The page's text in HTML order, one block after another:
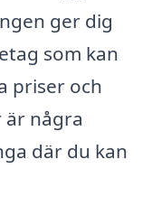
ger dig
som kan
priser och
är några
där du kan